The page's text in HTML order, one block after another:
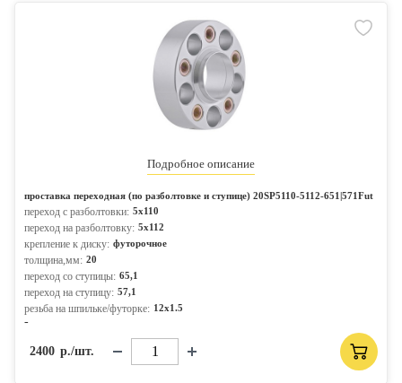
Подробное описание
проставка переходная (по разболтовке и ступице) 20SP5110-5112-651|571Fut
переход с разболтовки: 5x110
переход на разболтовку: 5x112
крепление к диску: футорочное
толщина,мм: 20
переход со ступицы: 65,1
переход на ступицу: 57,1
резьба на шпильке/футорке: 12x1.5
-
2400 р./шт.